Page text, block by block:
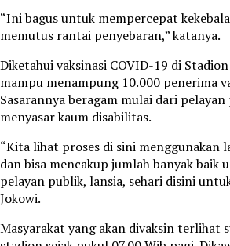
“Ini bagus untuk mempercepat
memutus rantai penyebaran,” katanya.
Diketahui vaksinasi COVID-19 di
mampu menampung 10.000 penerima
Sasarannya beragam mulai dari
menyasar kaum disabilitas.
“Kita lihat proses di sini menggunakan
dan bisa mencakup jumlah banyak baik
pelayan publik, lansia, sehari disini
Jokowi.
Masyarakat yang akan divaksin terlihat